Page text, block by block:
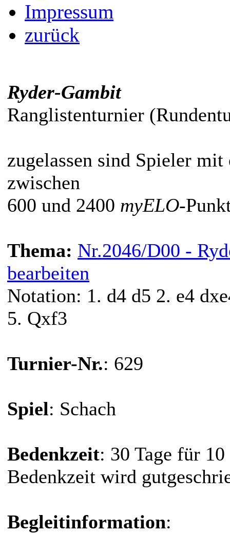
Impressum
zurück
Ryder-Gambit
Ranglistenturnier
zugelassen sind Spieler
zwischen
600 und 2400 myELO-
Thema: Nr.2046/D00 -
bearbeiten
Notation: 1. d4 d5 2. e4
5. Qxf3
Turnier-Nr.: 629
Spiel: Schach
Bedenkzeit: 30 Tage für
Bedenkzeit wird
Begleitinformation: